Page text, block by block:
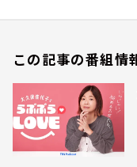
この記事の番組情